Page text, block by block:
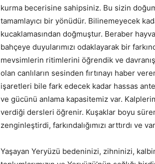
kurma becerisine sahipsiniz. Bu sizin
tamamlayıcı bir yönüdür. Bilinemeyecek
kucaklamasından doğmuştur. Beraber
bahçeye duyularımızı odaklayarak bir
mevsimlerin ritimlerini öğrendik ve
olan canlıların sesinden fırtınayı haber
işaretleri bile fark edecek kadar hassas
ve gücünü anlama kapasitemiz var.
verdiği dersleri öğrenir. Kuşaklar boyu
zenginleştirdi, farkındalığımızı arttırdı ve
Yaşayan Yeryüzü bedeninizi, zihninizi,